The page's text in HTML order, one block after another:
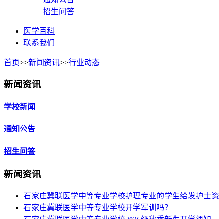
招生问答
医学百科
联系我们
首页>>新闻资讯>>行业动态
新闻资讯
学校新闻
通知公告
招生问答
新闻资讯
石家庄冀联医学中等专业学校护理专业的学生给发护士
石家庄冀联医学中等专业学校开学军训吗？